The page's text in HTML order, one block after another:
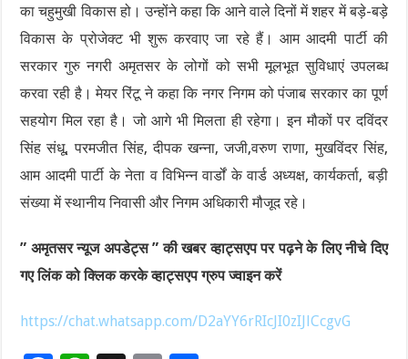
का चहुमुखी विकास हो। उन्होंने कहा कि आने वाले दिनों में शहर में बड़े-बड़े
विकास के प्रोजेक्ट भी शुरू करवाए जा रहे हैं। आम आदमी पार्टी की
सरकार गुरु नगरी अमृतसर के लोगों को सभी मूलभूत सुविधाएं उपलब्ध
करवा रही है। मेयर रिंटू ने कहा कि नगर निगम को पंजाब सरकार का पूर्ण
सहयोग मिल रहा है। जो आगे भी मिलता ही रहेगा। इन मौकों पर दविंदर
सिंह संधू, परमजीत सिंह, दीपक खन्ना, जजी,वरुण राणा, मुखविंदर सिंह,
आम आदमी पार्टी के नेता व विभिन्न वार्डों के वार्ड अध्यक्ष, कार्यकर्ता, बड़ी
संख्या में स्थानीय निवासी और निगम अधिकारी मौजूद रहे।
” अमृतसर न्यूज अपडेट्स ” की खबर व्हाट्सएप पर पढ़ने के लिए नीचे दिए
गए लिंक को क्लिक करके व्हाट्सएप ग्रुप ज्वाइन करें
https://chat.whatsapp.com/D2aYY6rRIcJI0zIJlCcgvG